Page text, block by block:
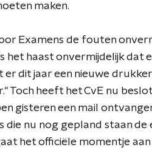
maken.
Examens de fouten
het haast onvermijdelijk dat
dit jaar een nieuwe
Toch heeft het CvE nu
gisteren een mail
die nu nog gepland staan
het officiële momentje